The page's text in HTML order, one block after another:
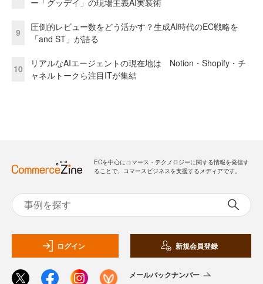
9
圧倒的レビュー数をどう活かす？生成AI時代のEC戦略を
「and ST」が語る
10
リアルなAIエージェントの現在地は Notion・Shopify・チ
ャネルトークら注目ITが集結
ECを中心にコマース・テクノロジーに関する情報を発信す
ることで、コマースビジネスを支援するメディアです。
ログイン 新規会員登録
メールバックナンバー